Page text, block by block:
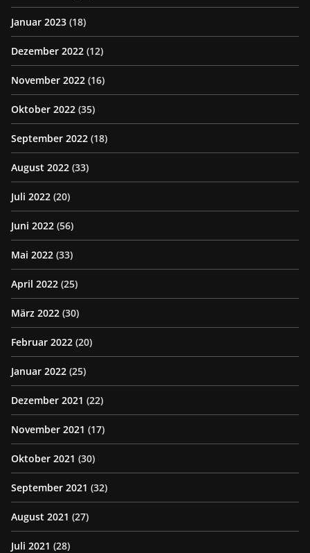
Januar 2023 (18)
Dezember 2022 (12)
November 2022 (16)
Oktober 2022 (35)
September 2022 (18)
August 2022 (33)
Juli 2022 (20)
Juni 2022 (56)
Mai 2022 (33)
April 2022 (25)
März 2022 (30)
Februar 2022 (20)
Januar 2022 (25)
Dezember 2021 (22)
November 2021 (17)
Oktober 2021 (30)
September 2021 (32)
August 2021 (27)
Juli 2021 (28)